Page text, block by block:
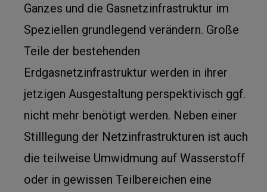
Ganzes und die Gasnetzinfrastruktur im
Speziellen grundlegend verändern. Große
Teile der bestehenden
Erdgasnetzinfrastruktur werden in ihrer
jetzigen Ausgestaltung perspektivisch ggf.
nicht mehr benötigt werden. Neben einer
Stilllegung der Netzinfrastrukturen ist auch
die teilweise Umwidmung auf Wasserstoff
oder in gewissen Teilbereichen eine